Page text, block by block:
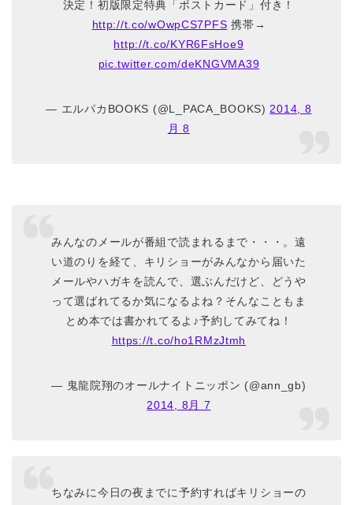
決定！初版限定特典「ポストカード」付き！
http://t.co/wOwpCS7PFS 携帯→
http://t.co/KYR6FsHoe9
pic.twitter.com/deKNGVMA39
— エルパカBOOKS (@L_PACA_BOOKS) 2014, 8
月 8
みんなのメールが番組で読まれるまで・・・。遠
い道のりを経て、キリショーがみんなから届いた
メールやハガキを読んで、選ぶんだけど、どうや
って選ばれてるか気になるよね？そんなこともま
とめ本では書かれてるよ♪予約してみてね！
https://t.co/ho1RMzJtmh
— 鬼龍院翔のオールナイトニッポン (@ann_gb)
2014, 8月 7
ちなみに今日の夜までに予約すればキリショーの